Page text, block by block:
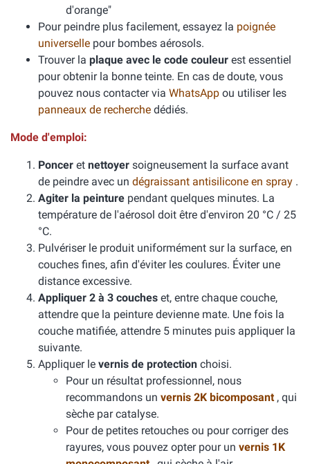
d'orange"
Pour peindre plus facilement, essayez la poignée
universelle pour bombes aérosols.
Trouver la plaque avec le code couleur est essentiel
pour obtenir la bonne teinte. En cas de doute, vous
pouvez nous contacter via WhatsApp ou utiliser les
panneaux de recherche dédiés.
Mode d'emploi:
Poncer et nettoyer soigneusement la surface avant
de peindre avec un dégraissant antisilicone en spray .
Agiter la peinture pendant quelques minutes. La
température de l'aérosol doit être d'environ 20 °C / 25
°C.
Pulvériser le produit uniformément sur la surface, en
couches fines, afin d'éviter les coulures. Éviter une
distance excessive.
Appliquer 2 à 3 couches et, entre chaque couche,
attendre que la peinture devienne mate. Une fois la
couche matifiée, attendre 5 minutes puis appliquer la
suivante.
Appliquer le vernis de protection choisi.
Pour un résultat professionnel, nous
recommandons un vernis 2K bicomposant , qui
sèche par catalyse.
Pour de petites retouches ou pour corriger des
rayures, vous pouvez opter pour un vernis 1K